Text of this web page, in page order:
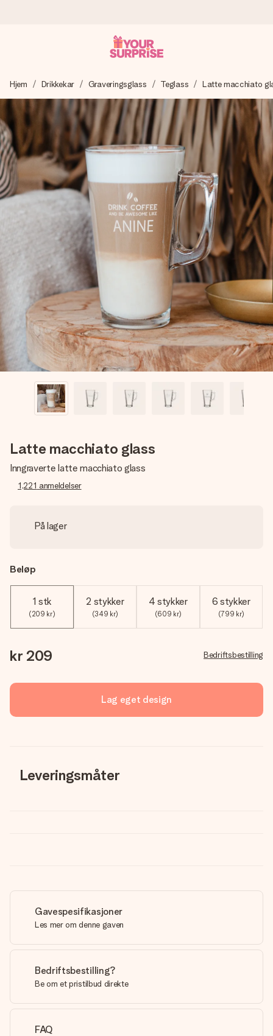
Vi lager dine gaver med omtanke og sender den avgårde så
raskt som mulig - slik at du kan gi gaven i tide, når den betyr
aller mest.
4,5 (basert på +15 000 anmeldelser)
Gavene våre inspirerer. Kundene gir oss 4,5 på Google
Reviews.
Gratis kort med hilsen
Lag noe unikt med bare noen få steg - med hennes navn,
et bilde av dere eller en beskjed som virkelig berører
hjertet. Ikke noe tull, bare masse kjærlighet i øyeblikket.
Hjem Drikkekar Graveringsglass Teglass Latte macchiato
Latte macchiato glass
Inngraverte latte macchiato glass
1,221 anmeldelser
På lager
Beløp
1 stk
(209 kr)
2 stykker
(349 kr)
4 stykker
(609 kr)
6 stykker
(799 kr)
kr 209 Bedriftsbestilling
Lag eget design
Leveringsmåter
Gavespesifikasjoner
Les mer om denne gaven
Bedriftsbestilling?
Be om et pristilbud direkte
FAQ